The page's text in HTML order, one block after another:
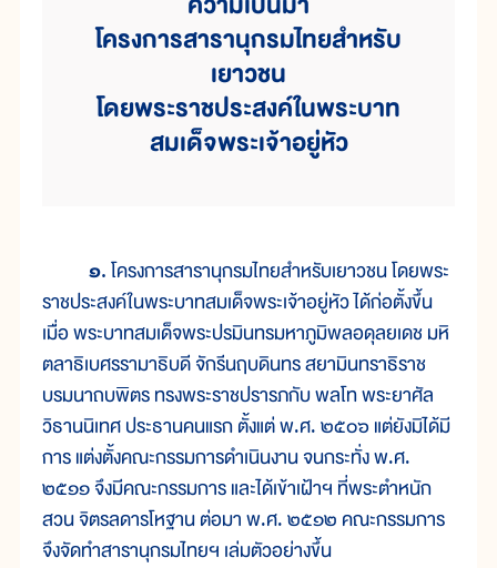
โครงการสารานุกรมไทยสำหรับ
เยาวชน
โดยพระราชประสงค์ในพระบาท
สมเด็จพระเจ้าอยู่หัว
๑.โครงการสารานุกรมไทยสำหรับเยาวชน โดยพระ
ราชประสงค์ในพระบาทสมเด็จพระเจ้าอยู่หัว ได้ก่อตั้งขึ้น
เมื่อ พระบาทสมเด็จพระปรมินทรมหาภูมิพลอดุลยเดช มหิ
ตลาธิเบศรรามาธิบดี จักรีนฤบดินทร สยามินทราธิราช
บรมนาถบพิตร ทรงพระราชปรารภกับ พลโท พระยาศัล
วิธานนิเทศ ประธานคนแรก ตั้งแต่ พ.ศ. ๒๕๐๖ แต่ยังมิได้มี
การ แต่งตั้งคณะกรรมการดำเนินงาน จนกระทั่ง พ.ศ.
๒๕๑๑ จึงมีคณะกรรมการ และได้เข้าเฝ้าฯ ที่พระตำหนัก
สวน จิตรลดารโหฐาน ต่อมา พ.ศ. ๒๕๑๒ คณะกรรมการ
จึงจัดทำสารานุกรมไทยฯ เล่มตัวอย่างขึ้น